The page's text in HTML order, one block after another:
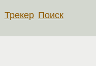
Трекер Поиск